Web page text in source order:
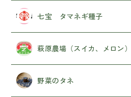
ご利用ガイド
プライパシーポリシー
特定商取引に基づく表記
七宝 タマネギ種子
萩原農場（スイカ、メロン）
野菜のタネ